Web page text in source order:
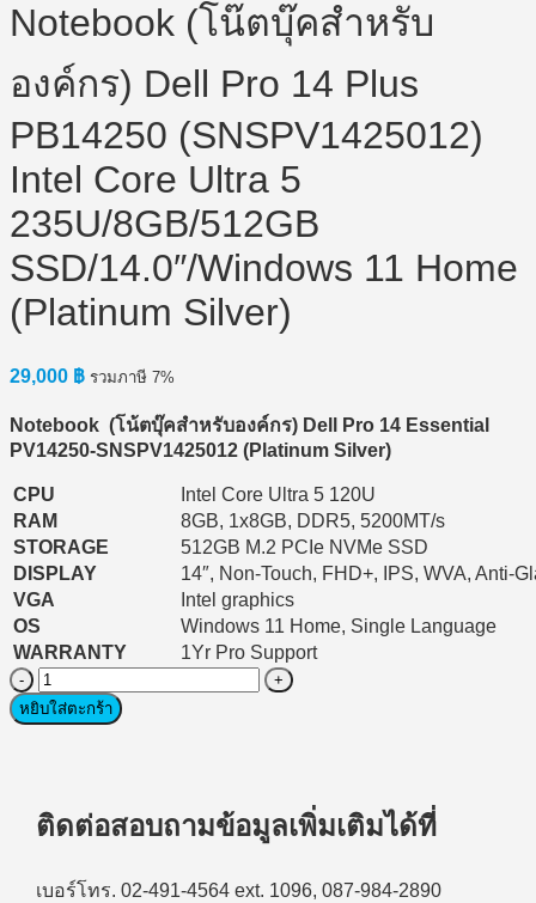
Notebook (โน๊ตบุ๊คสำหรับ
องค์กร) Dell Pro 14 Plus
PB14250 (SNSPV1425012)
Intel Core Ultra 5
235U/8GB/512GB
SSD/14.0″/Windows 11 Home
(Platinum Silver)
29,000 ฿ รวมภาษี 7%
Notebook (โน้ตบุ๊คสำหรับองค์กร) Dell Pro 14 Essential
PV14250-SNSPV1425012 (Platinum Silver)
CPU
Intel Core Ultra 5 120U
RAM
8GB, 1x8GB, DDR5, 5200MT/s
STORAGE
512GB M.2 PCIe NVMe SSD
DISPLAY
14″, Non-Touch, FHD+, IPS, WVA, Anti-
VGA
Intel graphics
OS
Windows 11 Home, Single Language
WARRANTY
1Yr Pro Support
จำนวน
Notebook
องค์กร)
14
หยิบใส่ตะกร้า
ติดต่อสอบถามข้อมูลเพิ่มเติมได้ที่
เบอร์โทร. 02-491-4564 ext. 1096, 087-984-2890